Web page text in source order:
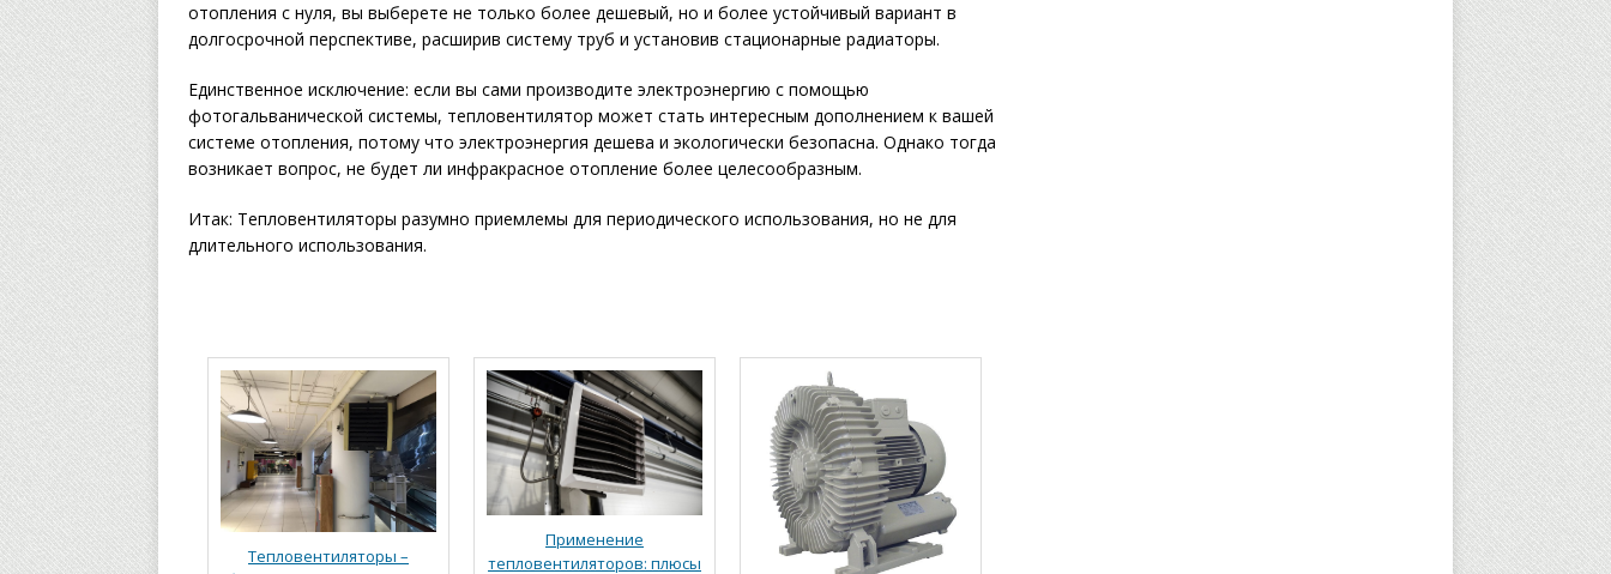
отопления с нуля, вы выберете не только более дешевый, но и более устойчивый вариант в
долгосрочной перспективе, расширив систему труб и установив стационарные радиаторы.
Единственное исключение: если вы сами производите электроэнергию с помощью
фотогальванической системы, тепловентилятор может стать интересным дополнением к вашей
системе отопления, потому что электроэнергия дешева и экологически безопасна. Однако тогда
возникает вопрос, не будет ли инфракрасное отопление более целесообразным.
Итак: Тепловентиляторы разумно приемлемы для периодического использования, но не для
длительного использования.
Тепловентиляторы –
Применение
тепловентиляторов: плюсы